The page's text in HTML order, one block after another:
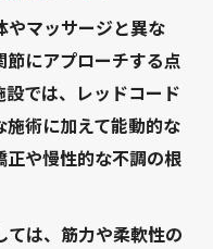
やマッサージと異な
節にアプローチする点
では、レッドコード
術に加えて能動的な
や慢性的な不調の根
ては、筋力や柔軟性の